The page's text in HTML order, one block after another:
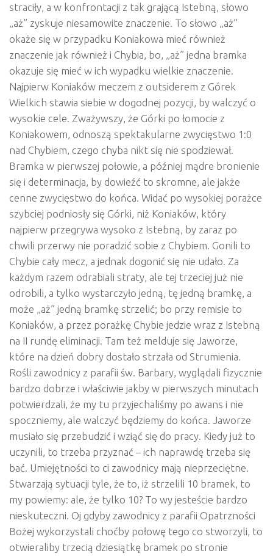
straciły, a w konfrontacji z tak grającą Istebną, słowo
„aż” zyskuje niesamowite znaczenie. To słowo „aż”
okaże się w przypadku Koniakowa mieć również
znaczenie jak również i Chybia, bo, „aż” jedna bramka
okazuje się mieć w ich wypadku wielkie znaczenie.
Najpierw Koniaków meczem z outsiderem z Górek
Wielkich stawia siebie w dogodnej pozycji, by walczyć o
wysokie cele. Zważywszy, że Górki po łomocie z
Koniakowem, odnoszą spektakularne zwycięstwo 1:0
nad Chybiem, czego chyba nikt się nie spodziewał.
Bramka w pierwszej połowie, a później mądre bronienie
się i determinacja, by dowieźć to skromne, ale jakże
cenne zwycięstwo do końca. Widać po wysokiej porażce
szybciej podniosły się Górki, niż Koniaków, który
najpierw przegrywa wysoko z Istebną, by zaraz po
chwili przerwy nie poradzić sobie z Chybiem. Gonili to
Chybie cały mecz, a jednak dogonić się nie udało. Za
każdym razem odrabiali straty, ale tej trzeciej już nie
odrobili, a tylko wystarczyło jedną, tę jedną bramkę, a
może „aż” jedną bramkę strzelić; bo przy remisie to
Koniaków, a przez porażkę Chybie jedzie wraz z Istebną
na II rundę eliminacji. Tam też melduje się Jaworze,
które na dzień dobry dostało strzała od Strumienia.
Rośli zawodnicy z parafii św. Barbary, wyglądali fizycznie
bardzo dobrze i właściwie jakby w pierwszych minutach
potwierdzali, że my tu przyjechaliśmy po awans i nie
spoczniemy, ale walczyć będziemy do końca. Jaworze
musiało się przebudzić i wziąć się do pracy. Kiedy już to
uczynili, to trzeba przyznać – ich naprawdę trzeba się
bać. Umiejętności to ci zawodnicy mają nieprzeciętne.
Stwarzają sytuacji tyle, że to, iż strzelili 10 bramek, to
my powiemy: ale, że tylko 10? To wy jesteście bardzo
nieskuteczni. Oj gdyby zawodnicy z parafii Opatrzności
Bożej wykorzystali choćby połowę tego co stworzyli, to
otwieraliby trzecią dziesiątkę bramek po stronie